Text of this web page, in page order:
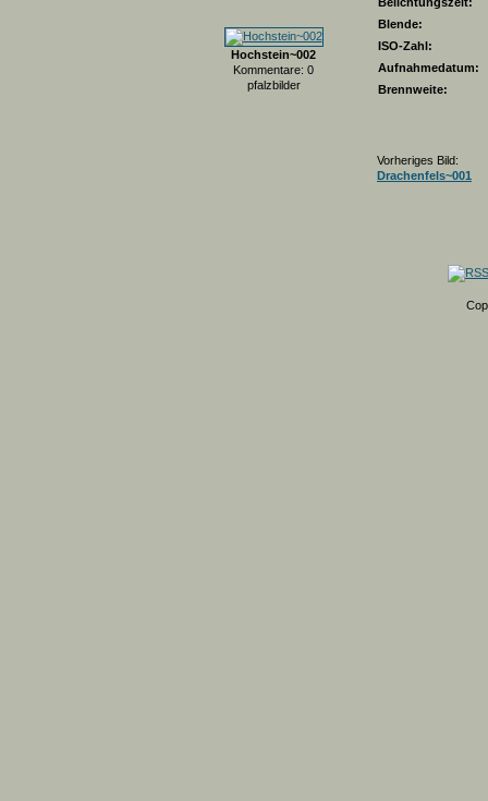
Hochstein~002
Kommentare: 0
pfalzbilder
Blende:
ISO-Zahl:
Aufnahmedatum:
Brennweite:
Vorheriges Bild:
Drachenfels~001